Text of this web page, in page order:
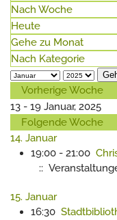
Nach Woche
Heute
Gehe zu Monat
Nach Kategorie
Vorherige Woche
13 - 19 Januar, 2025
Folgende Woche
14. Januar
19:00 - 21:00
::
15. Januar
16:30